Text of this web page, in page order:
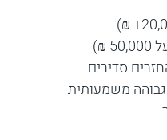
סדירים
משמעותית